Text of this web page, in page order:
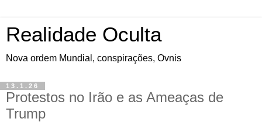
Realidade Oculta
Nova ordem Mundial, conspirações, Ovnis
13.1.26
Protestos no Irão e as Ameaças de
Trump